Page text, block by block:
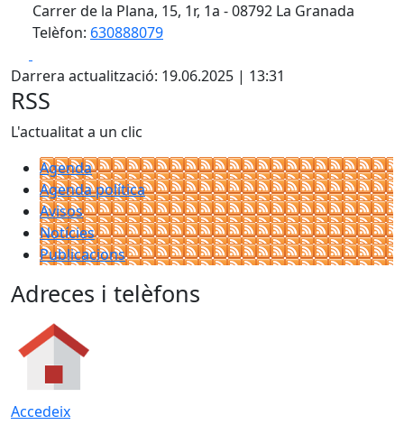
Carrer de la Plana, 15, 1r, 1a - 08792 La Granada
Telèfon: 630888079
Darrera actualització: 19.06.2025 | 13:31
RSS
L'actualitat a un clic
Agenda
Agenda política
Avisos
Notícies
Publicacions
Adreces i telèfons
Accedeix